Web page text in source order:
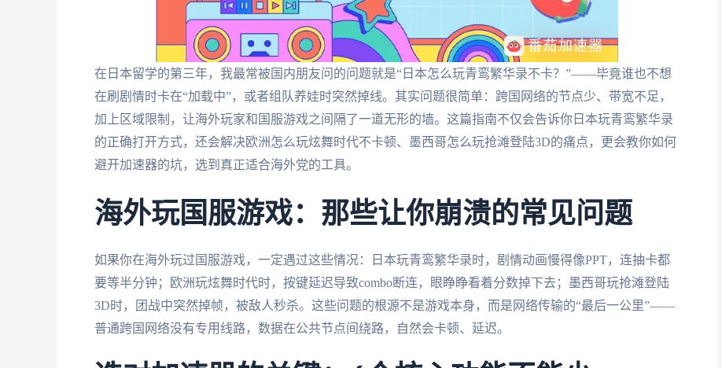
在日本留学的第三年，我最常被国内朋友问的问题就是“日本怎么玩青鸾繁华录不卡？”——毕竟谁也不想
在刷剧情时卡在“加载中”，或者组队养娃时突然掉线。其实问题很简单：跨国网络的节点少、带宽不足，
加上区域限制，让海外玩家和国服游戏之间隔了一道无形的墙。这篇指南不仅会告诉你日本玩青鸾繁华录
的正确打开方式，还会解决欧洲怎么玩炫舞时代不卡顿、墨西哥怎么玩抢滩登陆3D的痛点，更会教你如何
避开加速器的坑，选到真正适合海外党的工具。
海外玩国服游戏：那些让你崩溃的常见问题
如果你在海外玩过国服游戏，一定遇过这些情况：日本玩青鸾繁华录时，剧情动画慢得像PPT，连抽卡都
要等半分钟；欧洲玩炫舞时代时，按键延迟导致combo断连，眼睁睁看着分数掉下去；墨西哥玩抢滩登陆
3D时，团战中突然掉帧，被敌人秒杀。这些问题的根源不是游戏本身，而是网络传输的“最后一公里”——
普通跨国网络没有专用线路，数据在公共节点间绕路，自然会卡顿、延迟。